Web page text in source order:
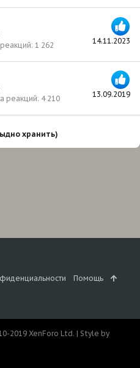
14.11.2023
1 262
13.09.2019
реакций 4 210
хранить)
Помощь
2019 XenForo Ltd. | Style by